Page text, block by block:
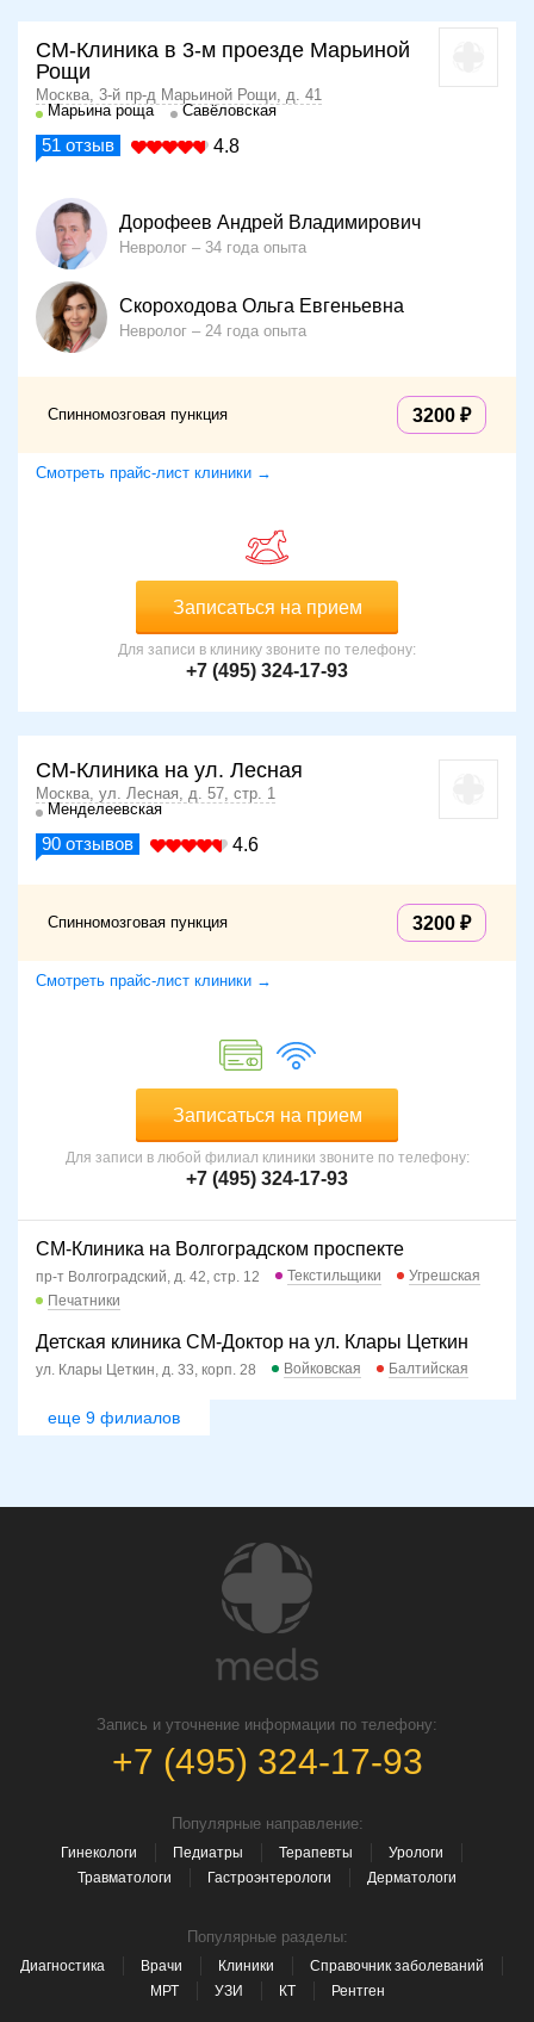
СМ-Клиника в 3-м проезде Марьиной
Рощи
Москва, 3-й пр-д Марьиной Рощи, д. 41
Марьина роща
Савёловская
51 отзыв 4.8
Дорофеев Андрей Владимирович
Невролог 34 года опыта
Скороходова Ольга Евгеньевна
Невролог 24 года опыта
Спинномозговая пункция 3200
Смотреть прайс-лист клиники →
Записаться на прием
Для записи в клинику звоните по телефону:
+7 (495) 324-17-93
СМ-Клиника на ул. Лесная
Москва, ул. Лесная, д. 57, стр. 1
Менделеевская
90 отзывов 4.6
Спинномозговая пункция 3200
Смотреть прайс-лист клиники →
Записаться на прием
Для записи в любой филиал клиники звоните по телефону:
+7 (495) 324-17-93
СМ-Клиника на Волгоградском проспекте
пр-т Волгоградский, д. 42, стр. 12 Текстильщики
Угрешская
Печатники
Детская клиника СМ-Доктор на ул. Клары Цеткин
ул. Клары Цеткин, д. 33, корп. 28 Войковская Балтийская
еще 9 филиалов
Запись и уточнение информации по телефону:
+7 (495) 324-17-93
Популярные направление:
Гинекологи Педиатры Терапевты
Урологи
Травматологи
Гастроэнтерологи Дерматологи
Популярные разделы:
Диагностика Врачи Клиники
Справочник заболеваний
МРТ
УЗИ КТ Рентген